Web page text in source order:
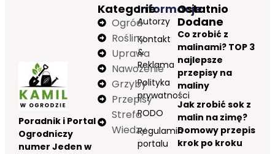
Poradnik i Portal
Ogrodniczy
numer Jeden w
Informacje
Autorzy
Kontakt
&
Reklama
Polityka
prywatności
RODO
Regulamin
portalu
Kategorie
Ogród
Rośliny
Uprawa
Nawożenie
Grzyby
Przepisy
Strefa
Wiedzy
Ostatnio
Dodane
Co zrobić z
malinami? TOP 3
najlepsze
przepisy na
maliny
Jak zrobić sok z
malin na zimę?
Domowy przepis
krok po kroku